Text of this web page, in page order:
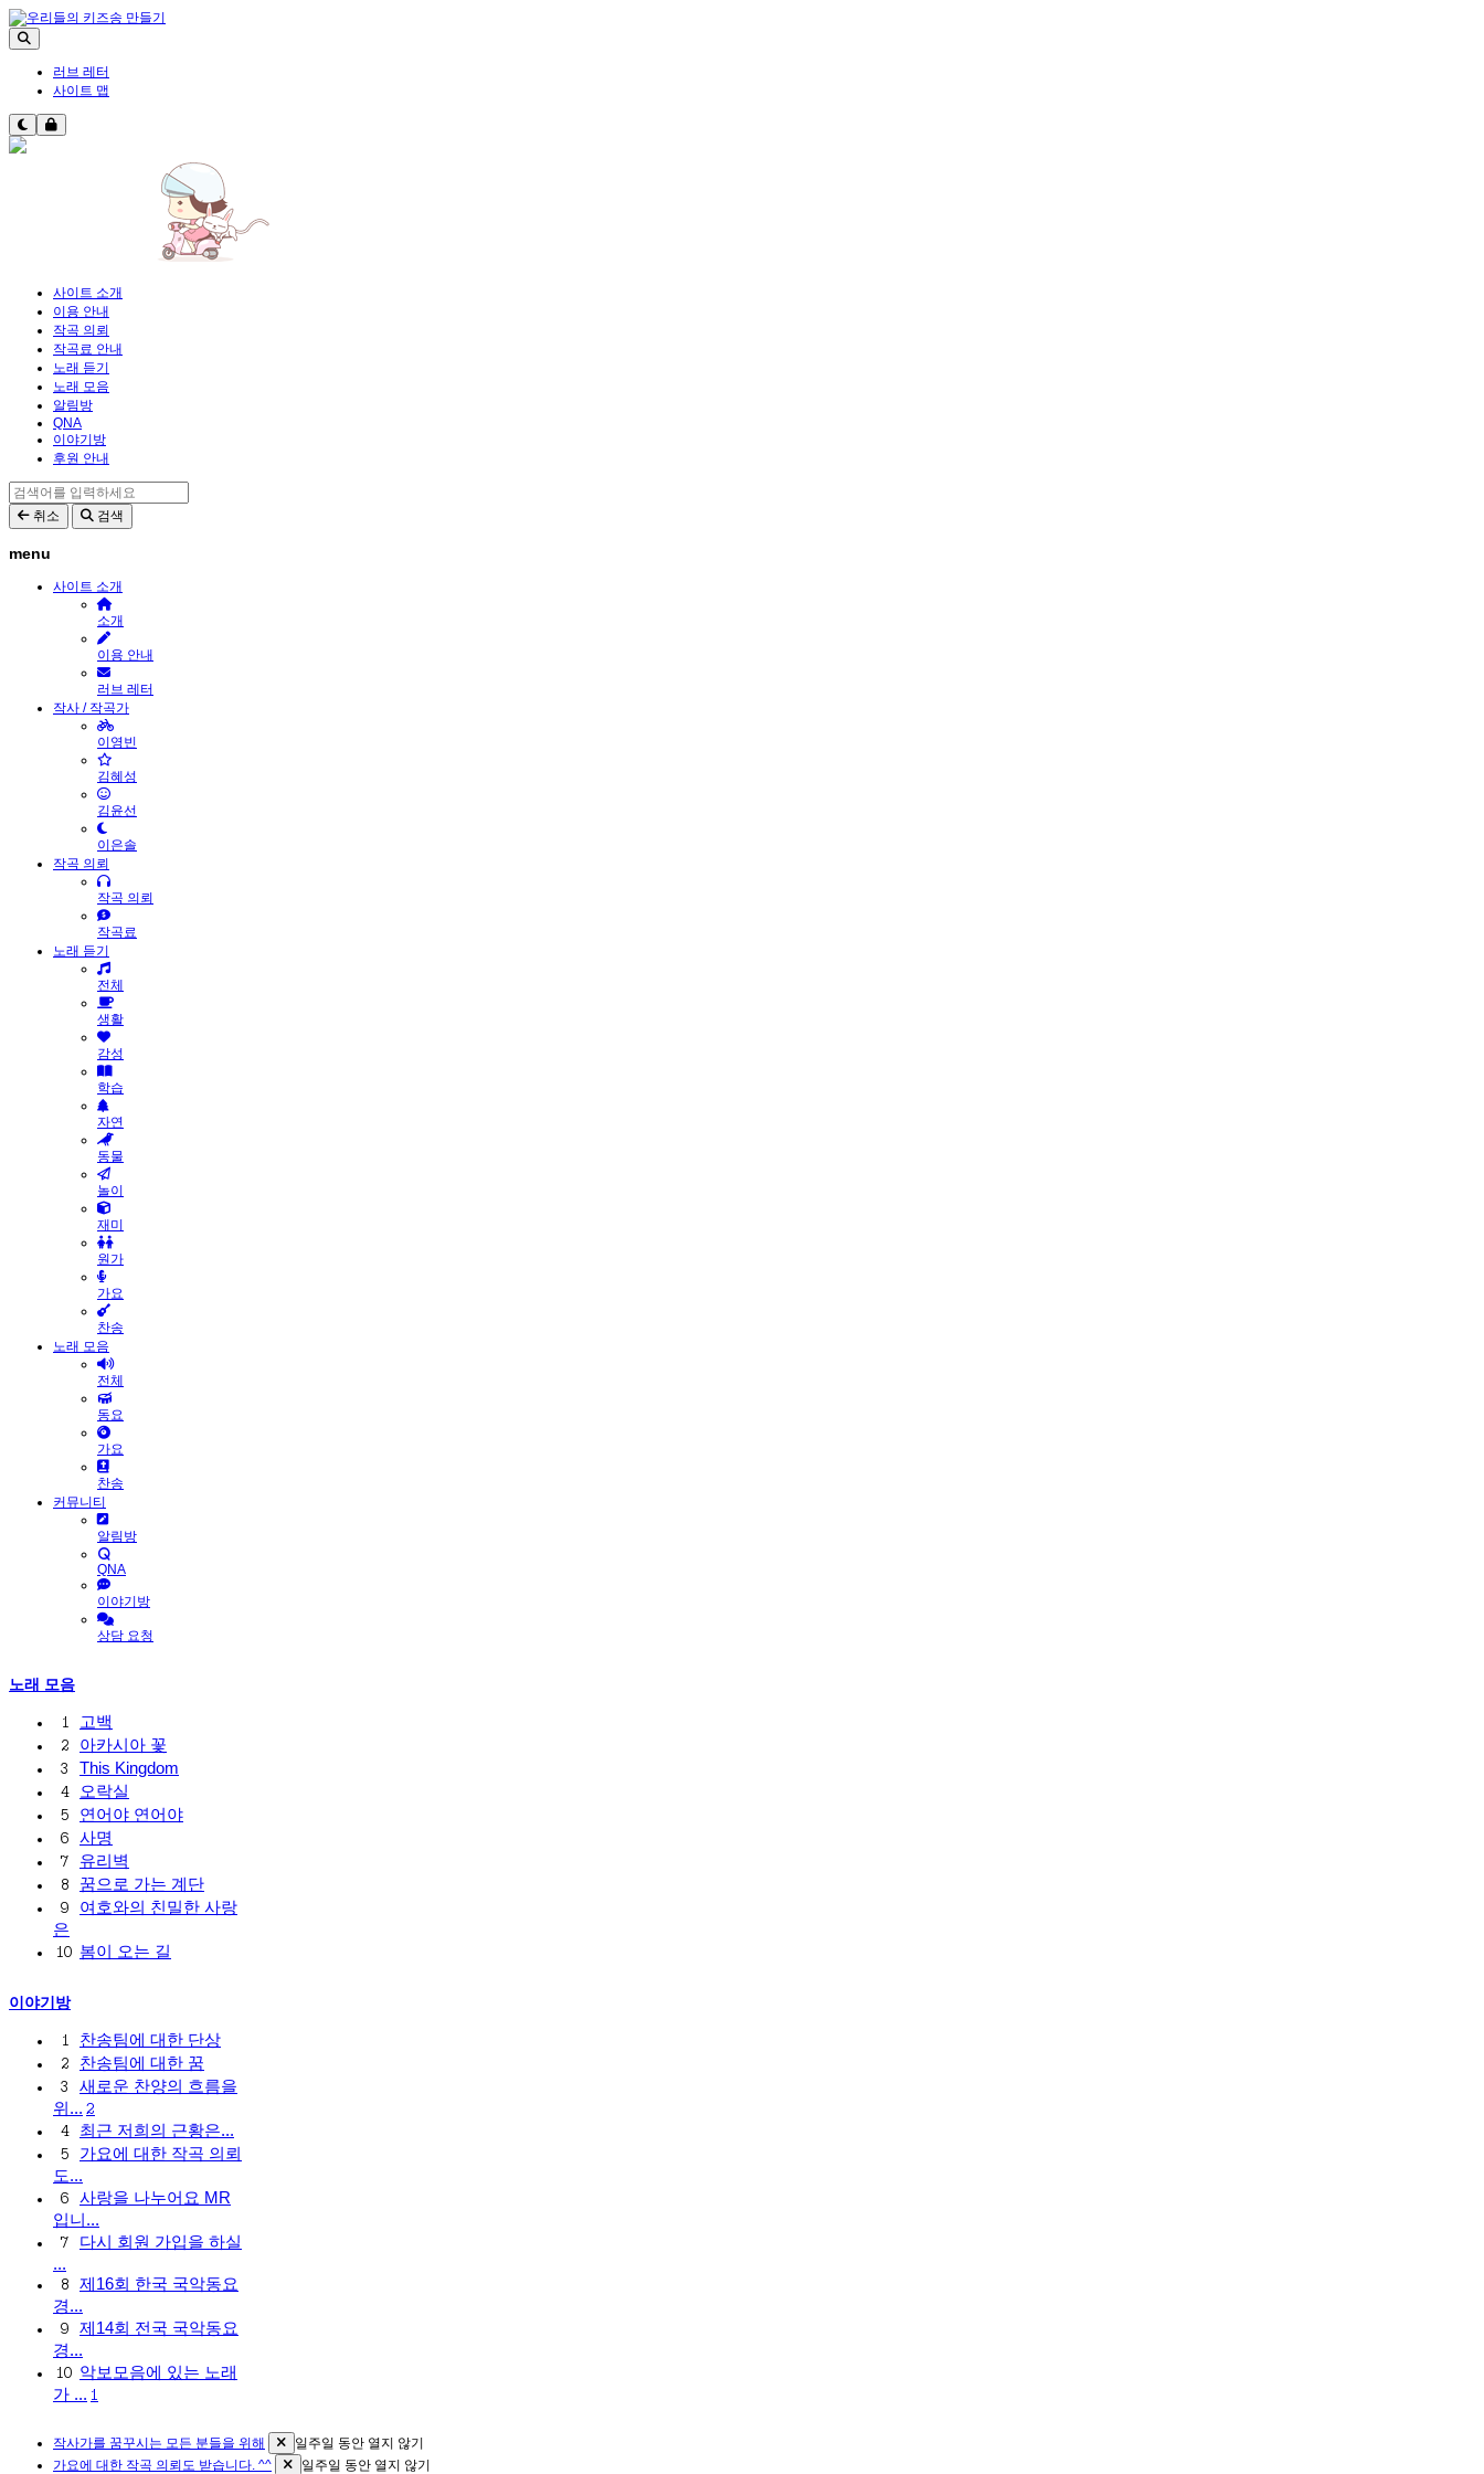
러브 레터
사이트 맵
사이트 소개
이용 안내
작곡 의뢰
작곡료 안내
노래 듣기
노래 모음
알림방
QNA
이야기방
후원 안내
취소 검색
menu
사이트 소개
소개
이용 안내
러브 레터
작사 / 작곡가
이영빈
김혜성
김윤선
이은솔
작곡 의뢰
작곡 의뢰
작곡료
노래 듣기
전체
생활
감성
학습
자연
동물
놀이
재미
원가
가요
찬송
노래 모음
전체
동요
가요
찬송
커뮤니티
알림방
QNA
이야기방
상담 요청
노래 모음
1 고백
2 아카시아 꽃
3 This Kingdom
4 오락실
5 연어야 연어야
6 사명
7 유리벽
8 꿈으로 가는 계단
9
여호와의 친밀한 사랑
은
10 봄이 오는 길
이야기방
1 찬송팀에 대한 단상
2 찬송팀에 대한 꿈
3
새로운 찬양의 흐름을
위... 2
4 최근 저희의 근황은...
5
가요에 대한 작곡 의뢰
도...
6
사랑을 나누어요 MR
입니...
7
다시 회원 가입을 하실
...
8
제16회 한국 국악동요
경...
9
제14회 전국 국악동요
경...
10 악보모음에 있는 노래
가 ... 1
작사가를 꿈꾸시는 모든 분들을 위해
일주일 동안 열지 않기
가요에 대한 작곡 의뢰도 받습니다. ^^
일주일 동안 열지 않기